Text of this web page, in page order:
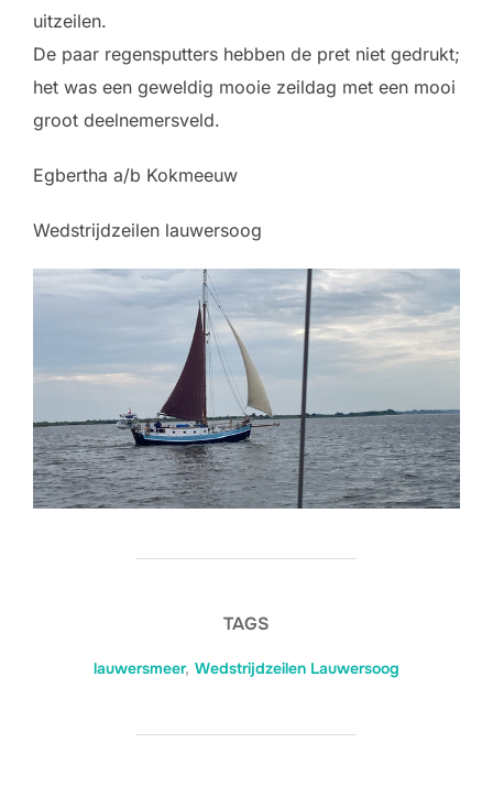
uitzeilen.
De paar regensputters hebben de pret niet gedrukt;
het was een geweldig mooie zeildag met een mooi
groot deelnemersveld.
Egbertha a/b Kokmeeuw
Wedstrijdzeilen lauwersoog
TAGS
lauwersmeer, Wedstrijdzeilen Lauwersoog